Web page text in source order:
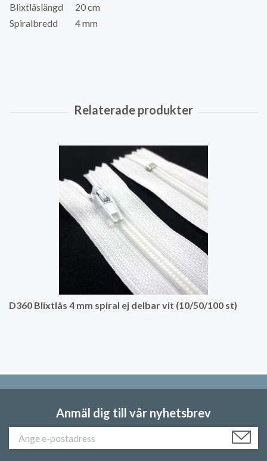
Blixtlåslängd
20 cm
Spiralbredd
4 mm
D360 Blixtlås 4 mm spiral ej delbar vit (10/50/100 st)
Anmäl dig till vår nyhetsbrev